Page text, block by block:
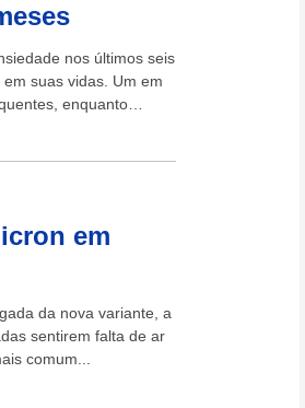
nos últimos seis
suas vidas. Um em
enquanto
em
da nova variante, a
sentirem falta de ar
comum...